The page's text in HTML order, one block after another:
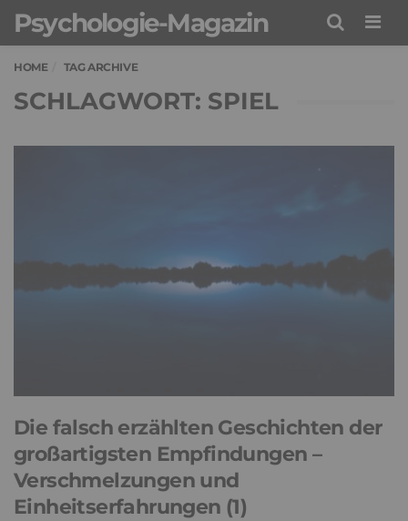
Psychologie-Magazin
HOME TAG ARCHIVE
SCHLAGWORT: SPIEL
Die falsch erzählten Geschichten der
großartigsten Empfindungen –
Verschmelzungen und
Einheitserfahrungen (1)